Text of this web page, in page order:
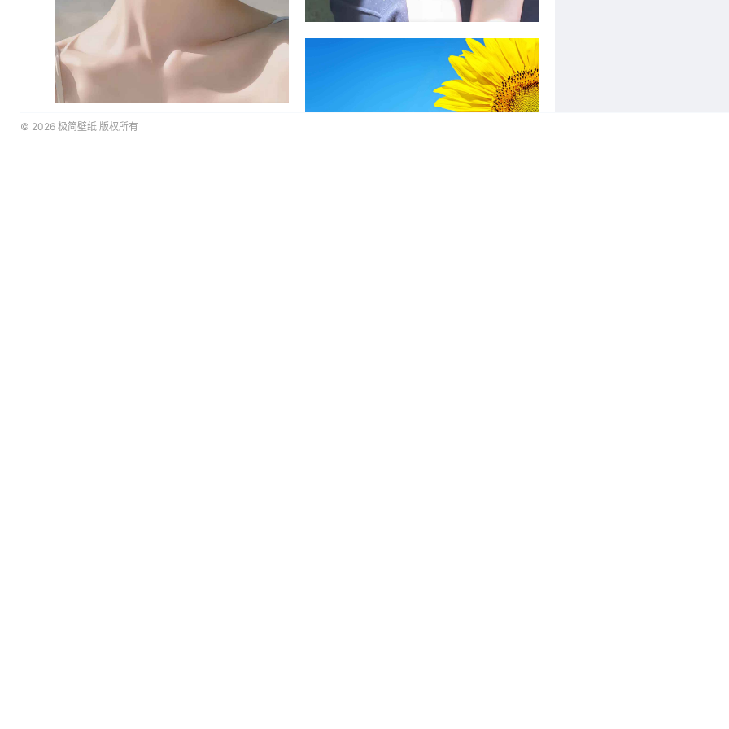
© 2026 极简壁纸 版权所有